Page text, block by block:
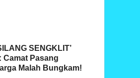
SENGKLIT’
Camat Pasang
Malah Bungkam!